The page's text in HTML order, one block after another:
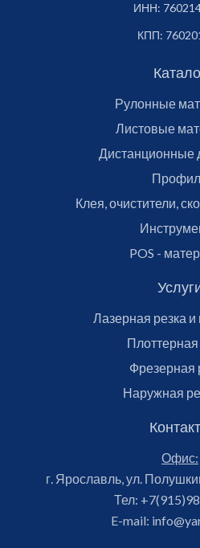
ИНН:
КПП:
Рулонные
Листовые
Дистанционные
Клея, очистители,
POS -
Лазерная резка и
Плоттерная
Фрезерная
Наружная
Офис:
г. Ярославль, ул.
Тел:
E-mail: